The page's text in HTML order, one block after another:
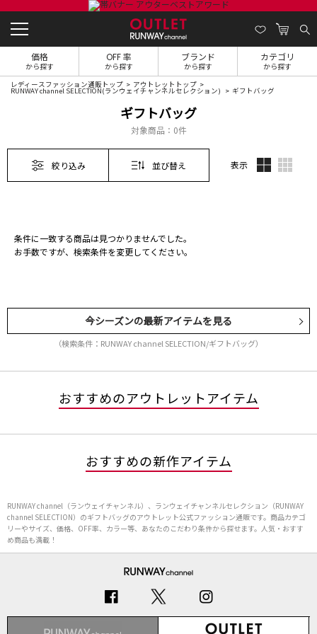
価格
から探す
OFF 率
から探す
ブランド
から探す
カテゴリ
から探す
レディースファッション通販トップ アウトレットトップ
RUNWAY channel SELECTION(ランウェイチャンネルセレクション) ギフトバッグ
ギフトバッグ
対象商品： 0件
絞り込み 並び替え 表示
条件に一致する商品は見つかりませんでした。
お手数ですが、検索条件を変更してください。
今シーズンの最新アイテムを見る
（検索条件：RUNWAY channel SELECTION/ギフトバッグ）
おすすめのアウトレットアイテム
おすすめの新作アイテム
RUNWAY channel（ランウェイチャンネル）、ランウェイチャンネルセレクション（RUNWAY
channel SELECTION）のギフトバッグのアウトレット公式ファッション通販です。商品カテゴ
リーやサイズ、価格、OFF率、カラー等、あなたのこだわり条件から探せます。人気・おすす
め商品も満載！